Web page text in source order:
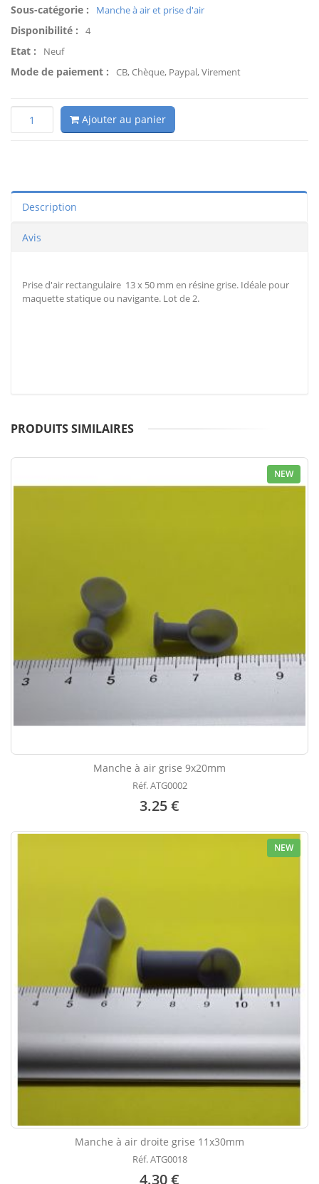
Sous-catégorie : Manche à air et prise d'air
Disponibilité : 4
Etat : Neuf
Mode de paiement : CB, Chèque, Paypal, Virement
Ajouter au panier
Description
Avis
Prise d'air rectangulaire 13 x 50 mm en résine grise. Idéale pour
maquette statique ou navigante. Lot de 2.
PRODUITS SIMILAIRES
NEW
Manche à air grise 9x20mm
Réf. ATG0002
3.25 €
NEW
Manche à air droite grise 11x30mm
Réf. ATG0018
4.30 €